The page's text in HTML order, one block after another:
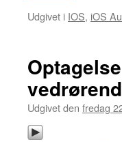
Udgivet i IOS, iOS
Udgivet den fredag